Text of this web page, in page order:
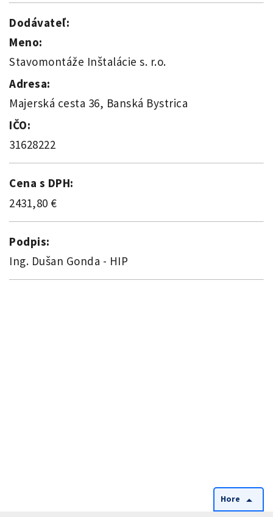
Dodávateľ:
Meno:
Stavomontáže Inštalácie s. r.o.
Adresa:
Majerská cesta 36, Banská Bystrica
IČO:
31628222
Cena s DPH:
2431,80 €
Podpis:
Ing. Dušan Gonda - HIP
Hore arrow_drop_up